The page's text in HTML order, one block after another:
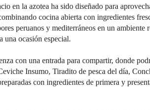
en la azotea ha sido diseñado para
cocina abierta con ingredientes
peruanos y mediterráneos en un ambiente
una ocasión especial.
con una entrada para compartir, donde
Insumo, Tiradito de pesca del día,
con ingredientes de primera y